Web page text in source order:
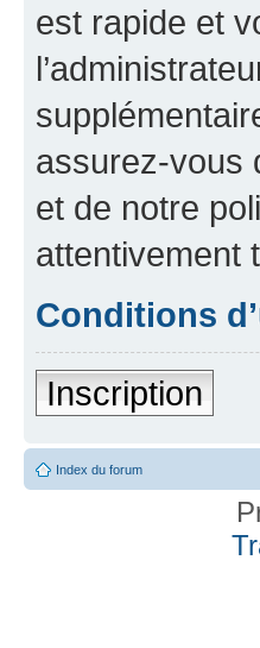
est rapide et
assurez-vous
et de notre
attentivement
Conditions
Inscription
Index du forum